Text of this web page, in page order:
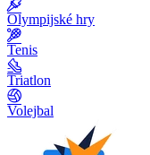
Olympijské hry
Tenis
Triatlon
Volejbal